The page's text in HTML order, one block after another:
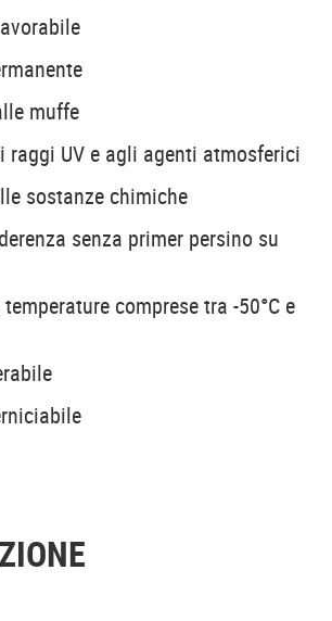
muffe
raggi UV e agli agenti atmosferici
sostanze chimiche
senza primer persino su
comprese tra -50°C e